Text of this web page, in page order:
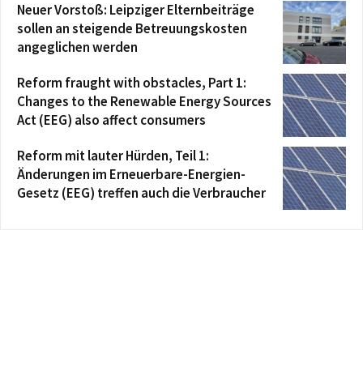
Neuer Vorstoß: Leipziger Elternbeiträge
sollen an steigende Betreuungskosten
angeglichen werden
Reform fraught with obstacles, Part 1:
Changes to the Renewable Energy Sources
Act (EEG) also affect consumers
Reform mit lauter Hürden, Teil 1:
Änderungen im Erneuerbare-Energien-
Gesetz (EEG) treffen auch die Verbraucher